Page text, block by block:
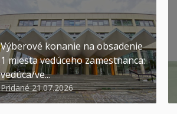
Výberové konanie na obsadenie
1 miesta vedúceho zamestnanca:
vedúca/ve...
Pridané 21.07.2026